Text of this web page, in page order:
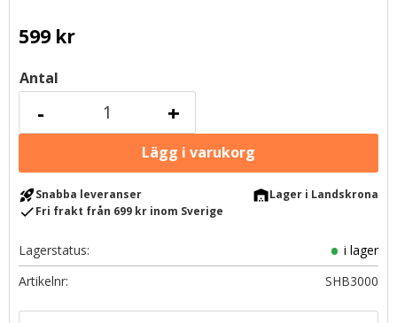
599kr
Antal
+
-
rocket_launchSnabba leveranser warehouseLager i Landskrona
checkFri frakt från 699 kr inom Sverige
Lagerstatus
i lager
Artikelnr
SHB3000